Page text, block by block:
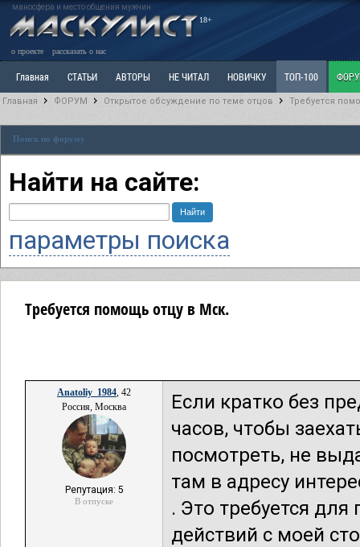
маносфера и место общения мужчин
18+
о проекте рассказать о нас
Главная СТАТЬИ АВТОРЫ НЕ ЧИТАЛ НОВИЧКУ ТОП-100
Ветка: Расстаюсь или Развожусь. САНЧАС Ветка: Наболевшее. Выскажись!
РАЗДЕЛ: Разное
Главная ФОРУМ Открытое обсуждение по теме отцов Требуется
Поиск по форуму
Найти на сайте:
параметры поиска
Требуется помощь отцу в Мск.
Anatoliy_1984, 42
Россия, Москва
Репутация: 5
В отпуске
Если кратко без
часов, чтобы
посмотреть, не
там в адресу
. Это требуется
действий с моей